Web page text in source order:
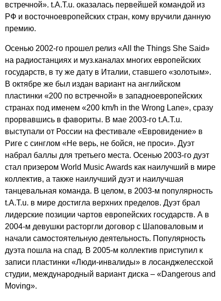
встречной». t.A.T.u. оказалась первейшей командой из
РФ и восточноевропейских стран, кому вручили данную
премию.
Осенью 2002-го прошел релиз «All the Things She Said»
на радиостанциях и муз.каналах многих европейских
государств, в ту же дату в Италии, ставшего «золотым».
В октябре же был издан вариант на английском
пластинки «200 по встречной» в западноевропейских
странах под именем «200 km/h in the Wrong Lane», сразу
прорвавшись в фавориты. В мае 2003-го t.A.T.u.
выступали от России на фестивале «Евровидение» в
Риге с синглом «Не верь, не бойся, не проси». Дуэт
набрал баллы для третьего места. Осенью 2003-го дуэт
стал призером World MusicAwards как наилучший в мире
коллектив, а также наилучший дуэт и наилучшая
танцевальная команда. В целом, в 2003-м популярность
t.A.T.u. в мире достигла верхних пределов. Дуэт брал
лидерские позиции чартов европейских государств. А в
2004-м девушки расторгли договор с Шаповаловым и
начали самостоятельную деятельность. Популярность
дуэта пошла на спад. В 2005-м коллектив приступил к
записи пластинки «Люди-инвалиды» в лосанджелесской
студии, международный вариант диска – «Dangerous and
Moving».